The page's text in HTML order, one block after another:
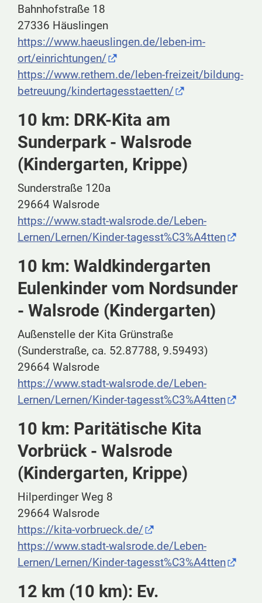
Bahnhofstraße 18
27336 Häuslingen
https://www.haeuslingen.de/leben-im-
ort/einrichtungen/
https://www.rethem.de/leben-freizeit/bildung-
betreuung/kindertagesstaetten/
10 km: DRK-Kita am
Sunderpark - Walsrode
(Kindergarten, Krippe)
Sunderstraße 120a
29664 Walsrode
https://www.stadt-walsrode.de/Leben-
Lernen/Lernen/Kinder-tagesst%C3%A4tten
10 km: Waldkindergarten
Eulenkinder vom Nordsunder
- Walsrode (Kindergarten)
Außenstelle der Kita Grünstraße
(Sunderstraße, ca. 52.87788, 9.59493)
29664 Walsrode
https://www.stadt-walsrode.de/Leben-
Lernen/Lernen/Kinder-tagesst%C3%A4tten
10 km: Paritätische Kita
Vorbrück - Walsrode
(Kindergarten, Krippe)
Hilperdinger Weg 8
29664 Walsrode
https://kita-vorbrueck.de/
https://www.stadt-walsrode.de/Leben-
Lernen/Lernen/Kinder-tagesst%C3%A4tten
12 km (10 km): Ev.